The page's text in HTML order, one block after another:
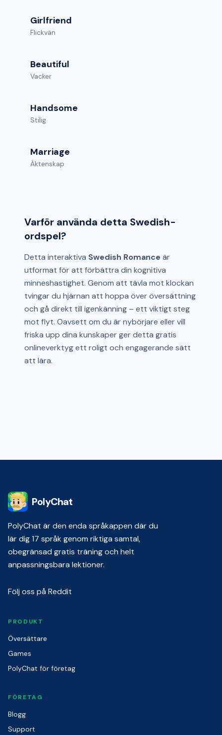
Girlfriend
Flickvän
Beautiful
Vacker
Handsome
Stilig
Marriage
Äktenskap
Varför använda detta Swedish-
ordspel?
Detta interaktiva Swedish Romance är
utformat för att förbättra din kognitiva
minneshastighet. Genom att tävla mot klockan
tvingar du hjärnan att hoppa över översättning
och gå direkt till igenkänning – ett viktigt steg
mot flyt. Oavsett om du är nybörjare eller vill
friska upp dina kunskaper ger detta gratis
onlineverktyg ett roligt och engagerande sätt
att lära.
PolyChat
PolyChat är den enda språkappen där du
lär dig 17 språk genom riktiga samtal,
obegränsad gratis träning och helt
anpassningsbara lektioner.
Följ oss på Reddit
PRODUKT
Översättare
Games
PolyChat för företag
FÖRETAG
Blogg
Support